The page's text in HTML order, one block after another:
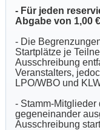
- Für jeden
Abgabe von 1,00
- Die
Startplätze je
Ausschreibung
Veranstalters,
LPO/WBO und
- Stamm-Mitglieder
gegeneinander
Ausschreibung